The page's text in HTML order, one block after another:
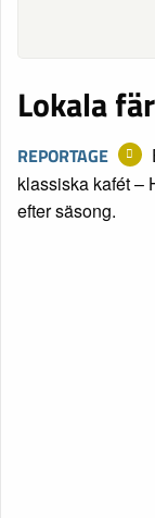
Lokala
REPORTAGE
klassiska kafét –
efter säsong.